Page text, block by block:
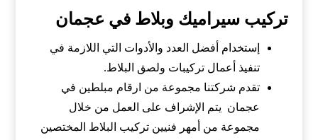
تركيب سيراميك وبلاط في عجمان
إستخدام أفضل العدد والأدوات التي اللازمة في
تنفيذ أعمال تركيبات ولصق البلاط.
تقدم شركتنا مجموعة من ارقام مبلطين في
عجمان يتم الإشراف على العمل من خلال
مجموعة من أمهر فنيين تركيب البلاط المختصين